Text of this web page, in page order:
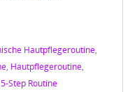
Hautpflegeroutine,
, Hautpflegeroutine,
5-Step Routine